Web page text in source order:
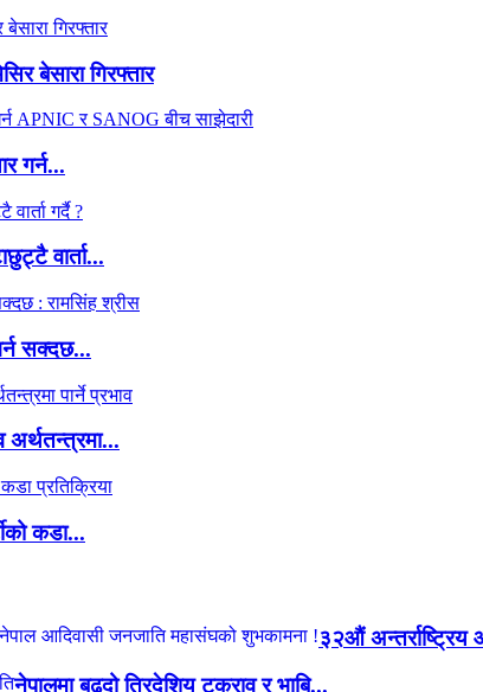
बेसारा गिरफ्तार
गर्न...
वार्ता...
सक्दछ...
अर्थतन्त्रमा...
कडा...
३२औं अन्तर्राष्ट्रिय
नेपालमा बढ्दो त्रिदेशिय टकराव र भाबि...